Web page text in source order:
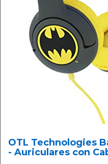
OTL Technologies
- Auriculares con